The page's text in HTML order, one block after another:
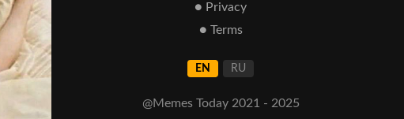
● Privacy
● Terms
EN RU
@Memes Today 2021 - 2025